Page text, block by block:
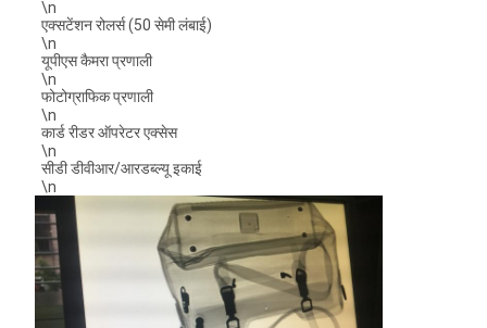
\n
एक्सटेंशन रोलर्स (50 सेमी लंबाई)
\n
यूपीएस कैमरा प्रणाली
\n
फोटोग्राफिक प्रणाली
\n
कार्ड रीडर ऑपरेटर एक्सेस
\n
सीडी डीवीआर/आरडब्ल्यू इकाई
\n